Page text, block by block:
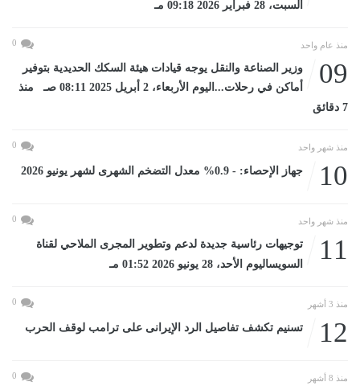
السبت، 28 فبراير 2026 09:18 مـ
منذ عام واحد 0
09
وزير الصناعة والنقل يوجه قيادات هيئة السكك الحديدية بتوفير
أماكن في رحلات...اليوم الأربعاء، 2 أبريل 2025 08:11 صـ منذ
7 دقائق
منذ شهر واحد 0
10 جهاز الإحصاء: - 0.9% معدل التضخم الشهرى لشهر يونيو 2026
منذ شهر واحد 0
11
توجيهات رئاسية جديدة لدعم وتطوير المجرى الملاحي لقناة
السويساليوم الأحد، 28 يونيو 2026 01:52 مـ
منذ 3 أشهر 0
12 تسنيم تكشف تفاصيل الرد الإيرانى على ترامب لوقف الحرب
منذ 8 أشهر 0